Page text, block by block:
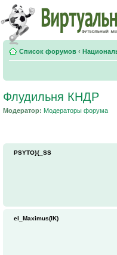
Список форумов ‹
Флудильня КНДР
Модератор: Модераторы форума
PSYTO}{_SS
el_Maximus(IK)